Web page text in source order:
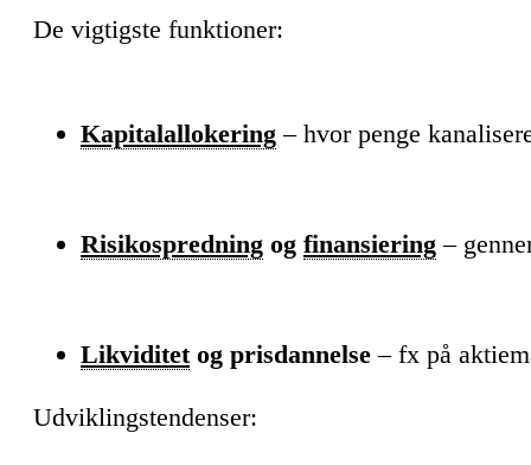
De vigtigste funktioner:
Kapitalallokering – hvor penge
Risikospredning og finansiering –
Likviditetog prisdannelse – fx på
Udviklingstendenser: